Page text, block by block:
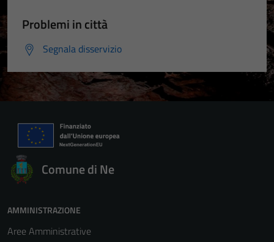
Problemi in città
Segnala disservizio
Comune di Ne
AMMINISTRAZIONE
Aree Amministrative